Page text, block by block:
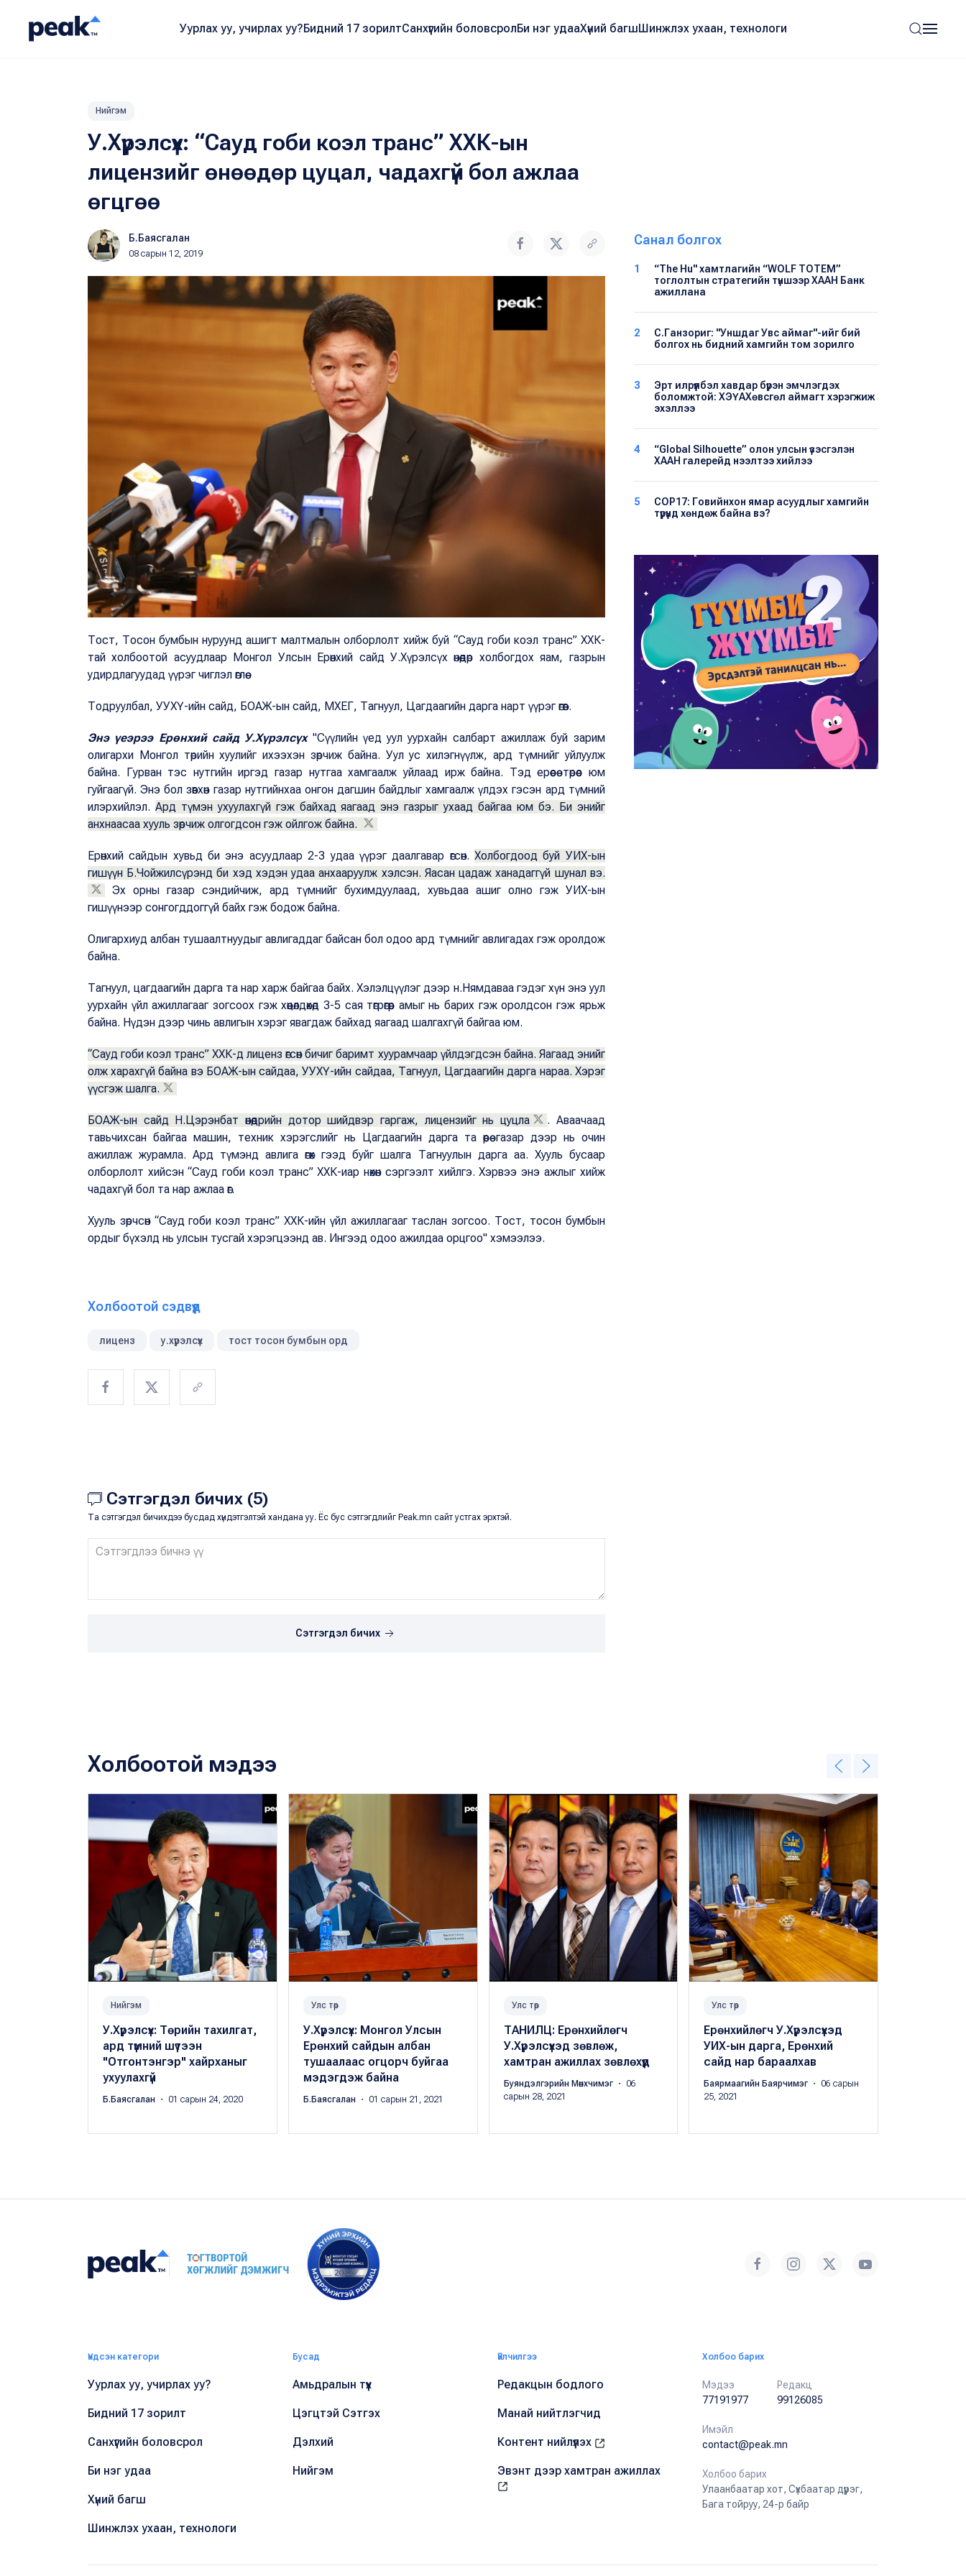
Уурлах уу, учирлах уу?Бидний 17 зорилтСанхүүгийн боловсролБи нэг удааХүний багшШинжлэх ухаан, технологи
Нийгэм
У.Хүрэлсүх: “Сауд гоби коэл транс” ХХК-ын
лицензийг өнөөдөр цуцал, чадахгүй бол ажлаа
өгцгөө
Б.Баясгалан
08 сарын 12, 2019
Тост, Тосон бумбын нуруунд ашигт малтмалын олборлолт хийж буй “Сауд гоби коэл транс” ХХК-
тай холбоотой асуудлаар Монгол Улсын Ерөнхий сайд У.Хүрэлсүх өнөөдөр холбогдох яам, газрын
удирдлагуудад үүрэг чиглэл өглөө.
Тодруулбал, УУХҮ-ийн сайд, БОАЖ-ын сайд, МХЕГ, Тагнуул, Цагдаагийн дарга нарт үүрэг өгөв.
Энэ үеэрээ Ерөнхий сайд У.Хүрэлсүх"Сүүлийн үед уул уурхайн салбарт ажиллаж буй зарим
олигархи Монгол төрийн хуулийг ихээхэн зөрчиж байна. Уул ус хилэгнүүлж, ард түмнийг уйлуулж
байна. Гурван тэс нутгийн иргэд газар нутгаа хамгаалж уйлаад ирж байна. Тэд ерөөсөө төрөөс юм
гуйгаагүй. Энэ бол зөвхөн газар нутгийнхаа онгон дагшин байдлыг хамгаалж үлдэх гэсэн ард түмний
илэрхийлэл. Ард түмэн ухуулахгүй гэж байхад яагаад энэ газрыг ухаад байгаа юм бэ. Би энийг
анхнаасаа хууль зөрчиж олгогдсон гэж ойлгож байна.
Ерөнхий сайдын хувьд би энэ асуудлаар 2-3 удаа үүрэг даалгавар өгсөн.Холбогдоод буй УИХ-ын
гишүүн Б.Чойжилсүрэнд би хэд хэдэн удаа анхааруулж хэлсэн. Яасан цадаж ханадаггүй шунал вэ.
Эх орны газар сэндийчиж, ард түмнийг бухимдуулаад, хувьдаа ашиг олно гэж УИХ-ын
гишүүнээр сонгогддоггүй байх гэж бодож байна.
Олигархиуд албан тушаалтнуудыг авлигаддаг байсан бол одоо ард түмнийг авлигадах гэж оролдож
байна.
Тагнуул, цагдаагийн дарга та нар харж байгаа байх. Хэлэлцүүлэг дээр н.Нямдаваа гэдэг хүн энэ уул
уурхайн үйл ажиллагааг зогсоох гэж хөөцөлдөхөд 3-5 сая төгрөгөөр амыг нь барих гэж оролдсон гэж ярьж
байна. Нүдэн дээр чинь авлигын хэрэг явагдаж байхад яагаад шалгахгүй байгаа юм.
“Сауд гоби коэл транс” ХХК-д лиценз өгсөн бичиг баримт хуурамчаар үйлдэгдсэн байна. Яагаад энийг
олж харахгүй байна вэ БОАЖ-ын сайдаа, УУХҮ-ийн сайдаа, Тагнуул, Цагдаагийн дарга нараа. Хэрэг
үүсгэж шалга.
БОАЖ-ын сайд Н.Цэрэнбат өнөөдрийн дотор шийдвэр гаргаж, лицензийг нь цуцла
. Аваачаад
тавьчихсан байгаа машин, техник хэрэгслийг нь Цагдаагийн дарга та өөрөө газар дээр нь очин
ажиллаж журамла. Ард түмэнд авлига өгөх гээд буйг шалга Тагнуулын дарга аа. Хууль бусаар
олборлолт хийсэн “Сауд гоби коэл транс” ХХК-иар нөхөн сэргээлт хийлгэ. Хэрвээ энэ ажлыг хийж
чадахгүй бол та нар ажлаа өг.
Хууль зөрчсөн “Сауд гоби коэл транс” ХХК-ийн үйл ажиллагааг таслан зогсоо. Тост, тосон бумбын
ордыг бүхэлд нь улсын тусгай хэрэгцээнд ав. Ингээд одоо ажилдаа орцгоо" хэмээлээ.
Холбоотой сэдвүүд
лиценз у.хүрэлсүх тост тосон бумбын орд
Сэтгэгдэл бичих (5)
Та сэтгэгдэл бичихдээ бусдад хүндэтгэлтэй хандана уу. Ёс бус сэтгэгдлийг Peak.mn сайт устгах эрхтэй.
Сэтгэгдэл бичих
Санал болгох
1
“The Hu" хамтлагийн “WOLF TOTEM”
тоглолтын стратегийн түншээр ХААН Банк
ажиллана
2
С.Ганзориг: "Уншдаг Увс аймаг"-ийг бий
болгох нь бидний хамгийн том зорилго
3
Эрт илрүүлбэл хавдар бүрэн эмчлэгдэх
боломжтой: ХЭҮА​Хөвсгөл аймагт хэрэгжиж
эхэллээ
4
“Global Silhouette” олон улсын үзэсгэлэн
ХААН галерейд нээлтээ хийлээ
5
COP17: Говийнхон ямар асуудлыг хамгийн
түрүүнд хөндөж байна вэ?
Холбоотой мэдээ
Нийгэм
У.Хүрэлсүх: Төрийн тахилгат,
ард түмний шүтээн
"Отгонтэнгэр" хайрханыг
ухуулахгүй
Б.Баясгалан ・ 01 сарын 24, 2020
Улс төр
У.Хүрэлсүх: Монгол Улсын
Ерөнхий сайдын албан
тушаалаас огцорч буйгаа
мэдэгдэж байна
Б.Баясгалан ・ 01 сарын 21, 2021
Улс төр
ТАНИЛЦ: Ерөнхийлөгч
У.Хүрэлсүхэд зөвлөж,
хамтран ажиллах зөвлөхүүд
Буяндэлгэрийн Мөнхчимэг ・ 06
сарын 28, 2021
Улс төр
Ерөнхийлөгч У.Хүрэлсүхэд
УИХ-ын дарга, Ерөнхий
сайд нар бараалхав
Баярмаагийн Баярчимэг ・ 06 сарын
25, 2021
Үндсэн категори
Уурлах уу, учирлах уу?
Бидний 17 зорилт
Санхүүгийн боловсрол
Би нэг удаа
Хүний багш
Шинжлэх ухаан, технологи
Бусад
Амьдралын түүх
Цэгцтэй Сэтгэх
Дэлхий
Нийгэм
Үйлчилгээ
Редакцын бодлого
Манай нийтлэгчид
Контент нийлүүлэх
Эвэнт дээр хамтран ажиллах
Холбоо барих
Мэдээ
77191977
Редакц
99126085
Имэйл
contact@peak.mn
Холбоо барих
Улаанбаатар хот, Сүхбаатар дүүрэг,
Бага тойруу, 24-р байр